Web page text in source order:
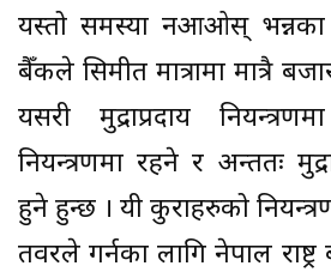
यस्तो समस्या नआओस् भन्नका
बैँकले सिमीत मात्रामा मात्रै
यसरी मुद्राप्रदाय
नियन्त्रणमा रहने र अन्ततः
हुने हुन्छ । यी कुराहरुको
तवरले गर्नका लागि नेपाल